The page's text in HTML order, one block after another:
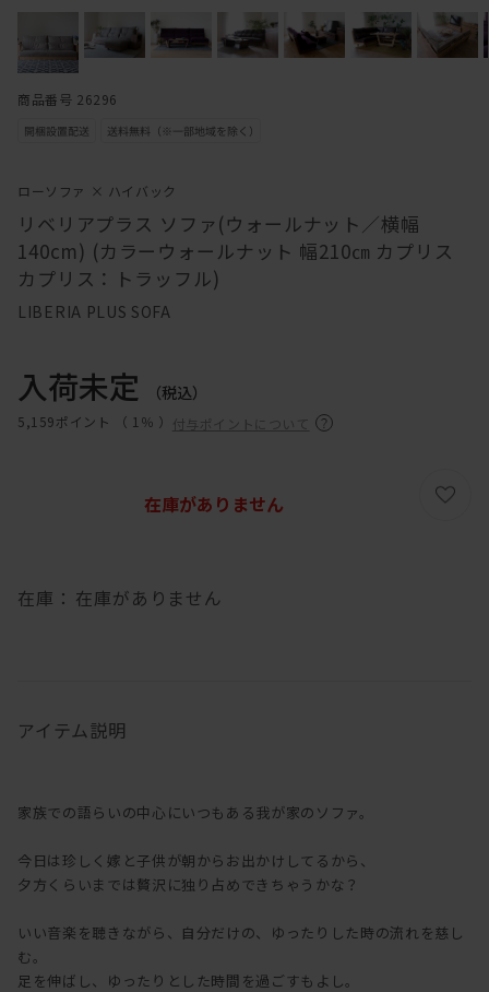
ローソファ × ハイバック
リベリアプラス ソファ(ウォールナット／横幅
140cm) (カラーウォールナット 幅210㎝ カプリス
カプリス：トラッフル)
LIBERIA PLUS SOFA
入荷未定 （税込）
5,159ポイント （ 1％ ） 付与ポイントについて
在庫： 在庫がありません
在庫がありません
アイテム説明
家族での語らいの中心にいつもある我が家のソファ。
今日は珍しく嫁と子供が朝からお出かけしてるから、
夕方くらいまでは贅沢に独り占めできちゃうかな？
いい音楽を聴きながら、自分だけの、ゆったりした時の流れを慈し
む。
足を伸ばし、ゆったりとした時間を過ごすもよし。
商品番号 26296